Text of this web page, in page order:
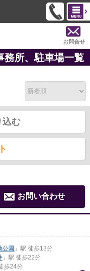
お問合せ
務所、駐車場一覧
込む
お問い合わせ
公園 」駅 徒歩13分
」駅 徒歩22分
歩24分